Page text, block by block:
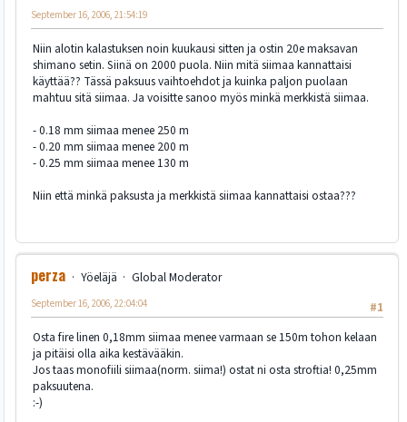
September 16, 2006, 21:54:19
Niin alotin kalastuksen noin kuukausi sitten ja ostin 20e maksavan
shimano setin. Siinä on 2000 puola. Niin mitä siimaa kannattaisi
käyttää?? Tässä paksuus vaihtoehdot ja kuinka paljon puolaan
mahtuu sitä siimaa. Ja voisitte sanoo myös minkä merkkistä siimaa.
- 0.18 mm siimaa menee 250 m
- 0.20 mm siimaa menee 200 m
- 0.25 mm siimaa menee 130 m
Niin että minkä paksusta ja merkkistä siimaa kannattaisi ostaa???
perza Yöeläjä
Global Moderator
#1
September 16, 2006, 22:04:04
Osta fire linen 0,18mm siimaa menee varmaan se 150m tohon kelaan
ja pitäisi olla aika kestävääkin.
Jos taas monofiili siimaa(norm. siima!) ostat ni osta stroftia! 0,25mm
paksuutena.
:-)